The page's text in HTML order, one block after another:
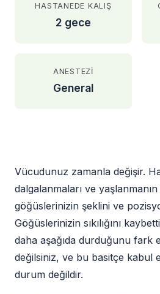
HASTANEDE KALIŞ
2 gece
ANESTEZI
General
Vücudunuz zamanla değişir.
dalgalanmaları ve
göğüslerinizin şeklini ve
Göğüslerinizin sıkılığını
daha aşağıda durduğunu fark
değilsiniz, ve bu basitçe kabul
durum değildir.